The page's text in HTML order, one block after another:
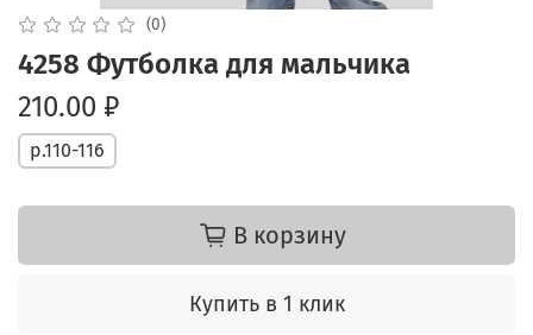
(0)
4258 Футболка для мальчика
210.00 ₽
р.110-116
В корзину
Купить в 1 клик